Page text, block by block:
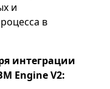
и
в
интеграции
Engine V2: